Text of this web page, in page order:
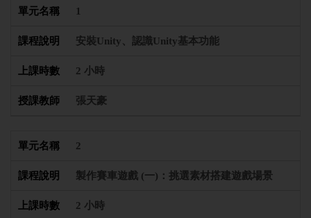
1
安裝Unity、認識Unity基本功能
2 小時
張天豪
2
製作賽車遊戲 (一)：挑選素材搭建遊戲場景
2 小時